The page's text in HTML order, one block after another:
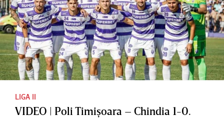
LIGA II
VIDEO | Poli Timişoara – Chindia 1-0.